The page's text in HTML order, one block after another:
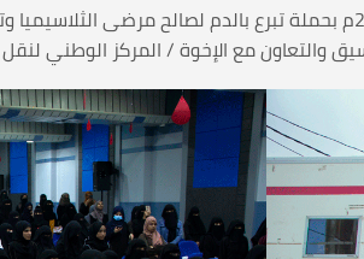
هذا وقد اُختتم الأسبوع التوعوي الإنساني يومنا هذا الخميس 25 فبراير 2021م
والتعاون مع الإخوة / المركز الوطني